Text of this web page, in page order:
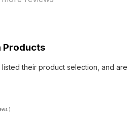
Products
their product selection, and are
)